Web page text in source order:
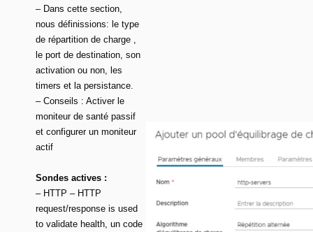
– Dans cette section,
nous définissions: le type
de répartition de charge ,
le port de destination, son
activation ou non, les
timers et la persistance.
– Conseils : Activer le
moniteur de santé passif
et configurer un moniteur
actif
Sondes actives :
– HTTP – HTTP
request/response is used
to validate health, un code